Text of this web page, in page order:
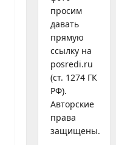
просим
давать
прямую
ссылку на
posredi.ru
(ст. 1274 ГК
РФ).
Авторские
права
защищены.